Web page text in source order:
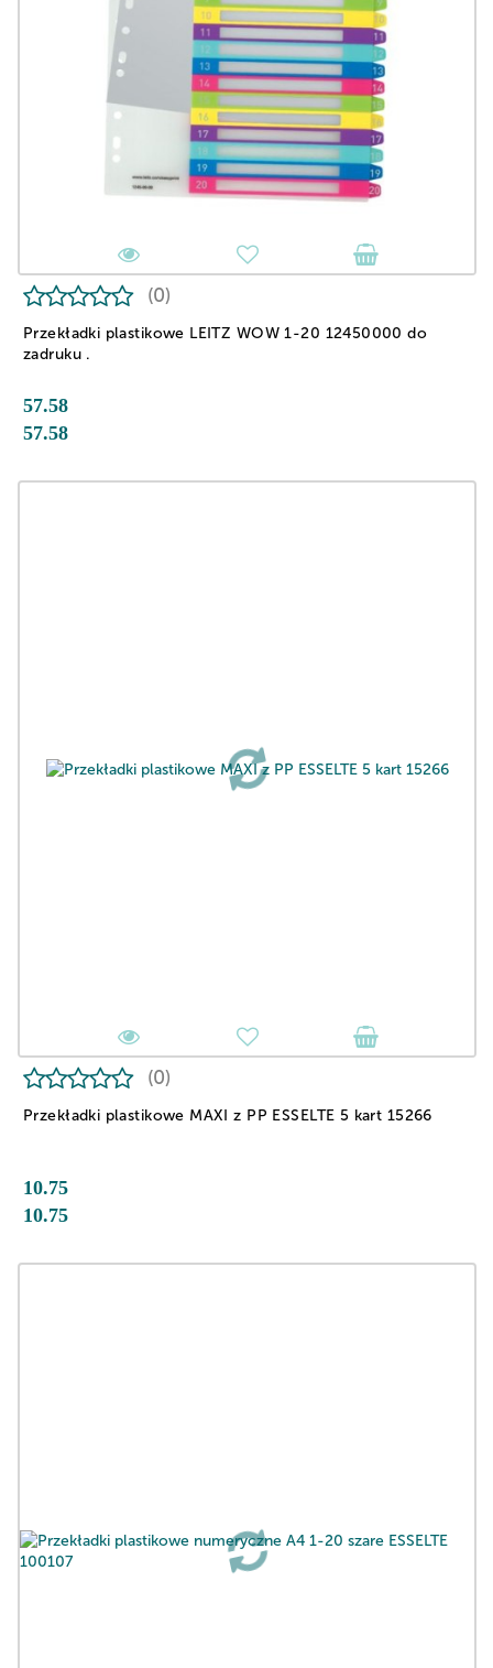
Przekładki plastikowe LEITZ WOW 1-20 12450000 do
zadruku .
(0)
57.58
57.58
Przekładki plastikowe MAXI z PP ESSELTE 5 kart 15266
(0)
10.75
10.75